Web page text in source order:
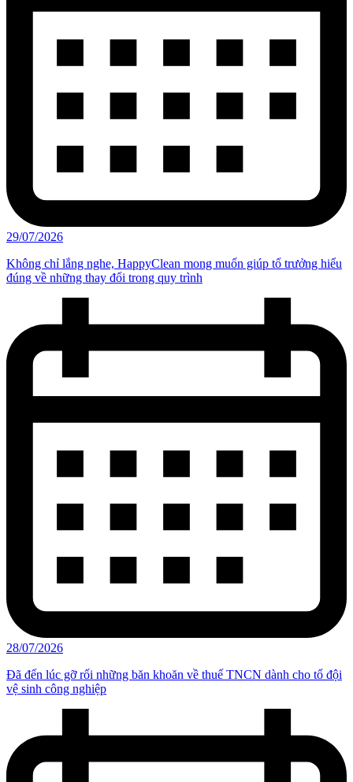
29/07/2026
Không chỉ lắng nghe, HappyClean mong muốn giúp tổ trưởng hiểu
đúng về những thay đổi trong quy trình
28/07/2026
Đã đến lúc gỡ rối những băn khoăn về thuế TNCN dành cho tổ đội
vệ sinh công nghiệp